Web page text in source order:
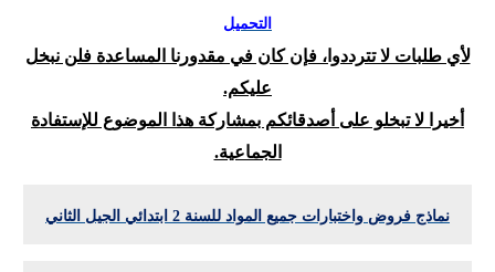
التحميل
لأي طلبات لا تترددوا، فإن كان في مقدورنا المساعدة فلن نبخل
عليكم.
أخيرا لا تبخلو على أصدقائكم بمشاركة هذا الموضوع للإستفادة
الجماعية.
نماذج فروض واختبارات جميع المواد للسنة 2 ابتدائي الجيل الثاني